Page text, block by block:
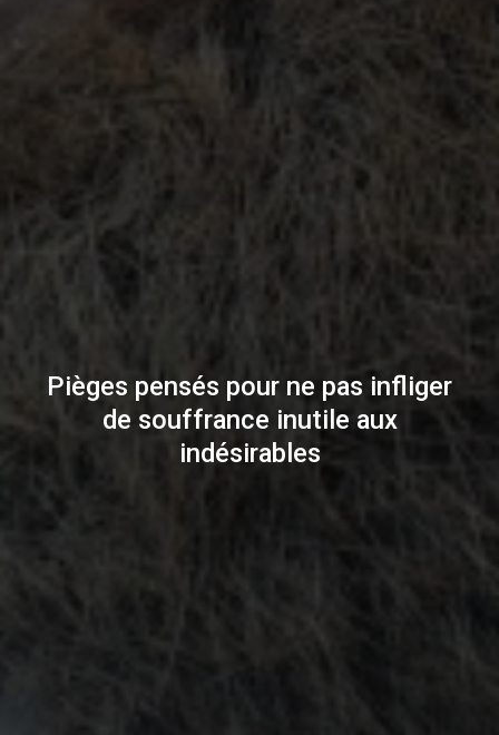
Pièges pensés pour ne pas infliger
de souffrance inutile aux
indésirables